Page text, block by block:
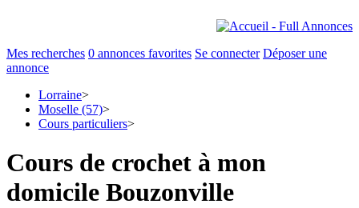
Mes recherches 0 annonces favorites Se connecter Déposer une
annonce
Lorraine>
Moselle (57)>
Cours particuliers>
Cours de crochet à mon
domicile Bouzonville